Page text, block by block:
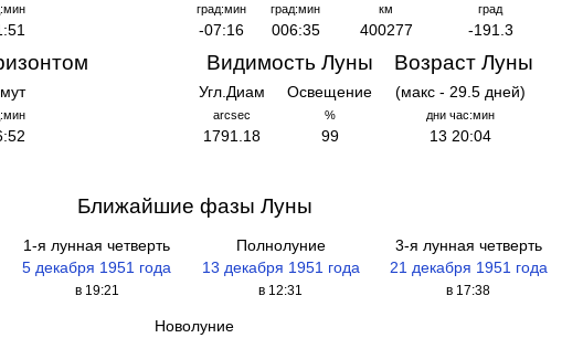
град:мин
-07:16
град:мин
006:35
км
400277
град
-191.3
Видимость Луны
Угл.Диам
arcsec
1791.18
Освещение
%
99
Возраст Луны
(макс - 29.5 дней)
дни час:мин
13 20:04
Ближайшие фазы Луны
1-я лунная четверть
5 декабря 1951 года
в 19:21
Полнолуние
13 декабря 1951 года
в 12:31
3-я лунная четверть
21 декабря 1951 года
в 17:38
Новолуние